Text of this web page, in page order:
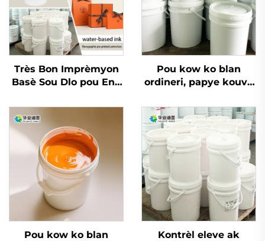
Très Bon Imprèmyon
Basè Sou Dlo pou Enk
Blan Ordineri ak
Papye Kouvè epi Lòt
Matriyèl
Pou kow ko blan
ordineri, papye kouvè
imprèmyon flexo dlo
ki bon an ka sèvi.
Pou kow ko blan
Kontrèl eleve ak